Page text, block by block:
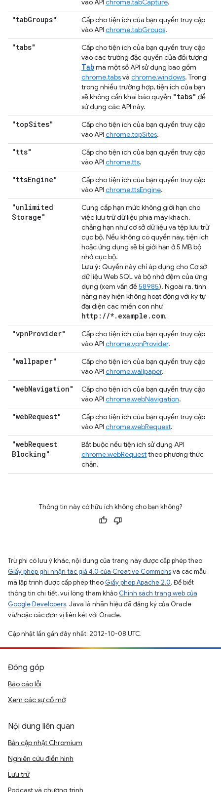
vào API chrome.tabCapture.
"tabGroups"
Cấp cho tiện ích của bạn quyền truy cập
vào API chrome.tabGroups.
"tabs"
Cấp cho tiện ích của bạn quyền truy cập
vào các trường đặc quyền của đối tượng
Tabmà một số API sử dụng bao gồm
chrome.tabsvà chrome.windows. Trong
trong nhiều trường hợp, tiện ích của bạn
sẽ không cần khai báo quyền "tabs" để
sử dụng các API này.
"topSites"
Cấp cho tiện ích của bạn quyền truy cập
vào API chrome.topSites.
"tts"
Cấp cho tiện ích của bạn quyền truy cập
vào API chrome.tts.
"ttsEngine"
Cấp cho tiện ích của bạn quyền truy cập
vào API chrome.ttsEngine.
"unlimited
Storage"
Cung cấp hạn mức không giới hạn cho
việc lưu trữ dữ liệu phía máy khách,
chẳng hạn như cơ sở dữ liệu và tệp lưu trữ
cục bộ. Nếu không có quyền này, tiện ích
hoặc ứng dụng sẽ bị giới hạn ở 5 MB bộ
nhớ cục bộ.
Lưu ý: Quyền này chỉ áp dụng cho Cơ sở
dữ liệu Web SQL và bộ nhớ đệm của ứng
dụng (xem vấn đề58985). Ngoài ra, tính
năng này hiện không hoạt động với ký tự
đại diện các miền con như
http://*.example.com.
"vpnProvider"
Cấp cho tiện ích của bạn quyền truy cập
vào API chrome.vpnProvider.
"wallpaper"
Cấp cho tiện ích của bạn quyền truy cập
vào API chrome.wallpaper.
"webNavigation"
Cấp cho tiện ích của bạn quyền truy cập
vào API chrome.webNavigation.
"webRequest"
Cấp cho tiện ích của bạn quyền truy cập
vào API chrome.webRequest.
"webRequest
Blocking"
Bắt buộc nếu tiện ích sử dụng API
chrome.webRequesttheo phương thức
chặn.
Thông tin này có hữu ích không cho bạn không?
Trừ phi có lưu ý khác, nội dung của trang này được cấp phép theo
Giấy phép ghi nhận tác giả 4.0 của Creative Commonsvà các mẫu
mã lập trình được cấp phép theo Giấy phép Apache 2.0. Để biết
thông tin chi tiết, vui lòng tham khảo Chính sách trang web của
Google Developers. Java là nhãn hiệu đã đăng ký của Oracle
và/hoặc các đơn vị liên kết với Oracle.
Cập nhật lần gần đây nhất: 2012-10-08 UTC.
Đóng góp
Báo cáo lỗi
Xem các sự cố mở
Nội dung liên quan
Bản cập nhật Chromium
Nghiên cứu điển hình
Lưu trữ
Podcast và chương trình